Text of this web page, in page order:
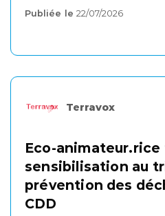
Publiée le 22/07/2026
Terravox
Eco-animateur.rice
sensibilisation au
prévention des
CDD